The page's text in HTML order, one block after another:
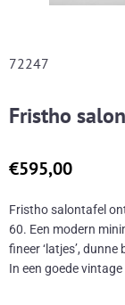
72247
Fristho
€595,00
Fristho salontafel
60. Een modern
fineer ‘latjes’,
In een goede